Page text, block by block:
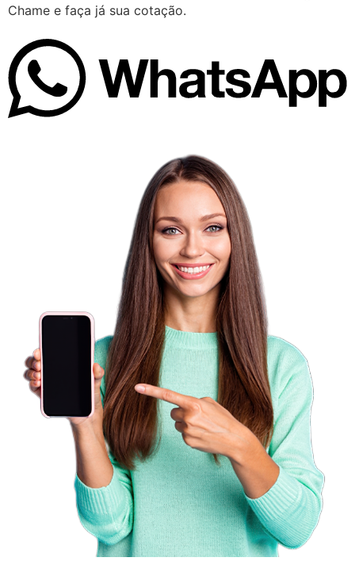
Chame e faça já sua cotação.